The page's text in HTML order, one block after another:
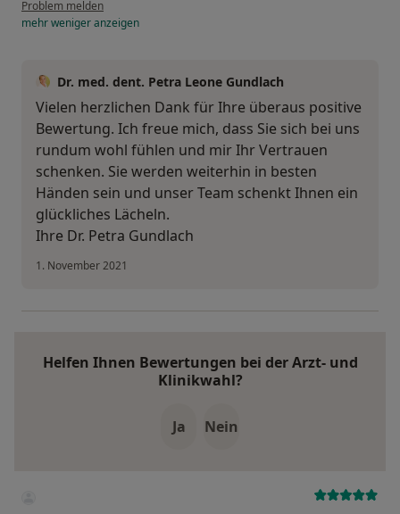
Problem melden
mehrwenigeranzeigen
Dr. med. dent. Petra Leone Gundlach
Vielen herzlichen Dank für Ihre überaus positive
Bewertung. Ich freue mich, dass Sie sich bei uns
rundum wohl fühlen und mir Ihr Vertrauen
schenken. Sie werden weiterhin in besten
Händen sein und unser Team schenkt Ihnen ein
glückliches Lächeln.
Ihre Dr. Petra Gundlach
1. November 2021
Helfen Ihnen Bewertungen bei der Arzt- und
Klinikwahl?
Ja Nein